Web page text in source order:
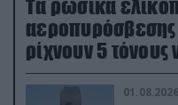
Τα ρωσικά
ρίχνουν 5
01.08.2026